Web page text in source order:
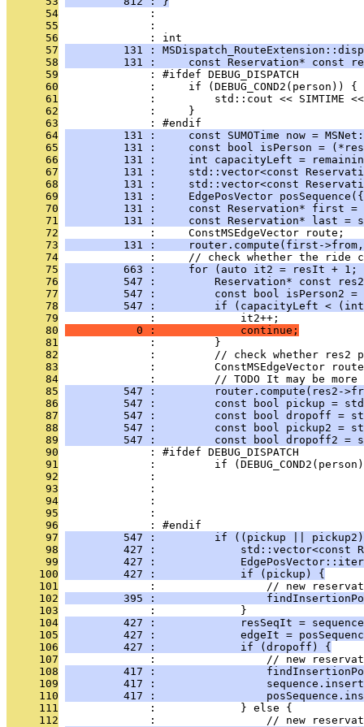
      54
              :
      55
              :
      56
              : int
      57
131 :
      58
131 :     const Reservation* const
      59
              : #ifdef DEBUG_DISPATCH
      60
              :     if (DEBUG_COND2(person)) {
      61
:         std::cout << SIMTIME
      62
              :     }
      63
              : #endif
      64
131 :     const SUMOTime now =
      65
131 :     const bool isPerson =
      66
131 :     int capacityLeft =
      67
131 :     std::vector<const
      68
131 :     std::vector<const
      69
131 :     EdgePosVector
      70
131 :     const Reservation* first =
      71
131 :     const Reservation* last =
      72
              :     ConstMSEdgeVector route;
      73
131 :     router.compute(first-
      74
:     // check whether the ride
      75
663 :     for (auto it2 = resIt + 1;
      76
547 :         Reservation* const
      77
547 :         const bool isPerson2
      78
547 :         if (capacityLeft <
      79
              :             it2++;
      80
           0 :             continue;
      81
              :         }
      82
:         // check whether res2
      83
:         ConstMSEdgeVector
      84
:         // TODO It may be
      85
547 :         router.compute(res2-
      86
547 :         const bool pickup =
      87
547 :         const bool dropoff =
      88
547 :         const bool pickup2 =
      89
547 :         const bool dropoff2 =
      90
              : #ifdef DEBUG_DISPATCH
      91
:         if
      92
:
      93
:
      94
:
      95
:
      96
              : #endif
      97
547 :         if ((pickup ||
      98
427 :             std::vector<const
      99
427 :
     100
         427 :             if (pickup) {
     101
:                 // new
     102
395 :
     103
              :             }
     104
427 :             resSeqIt =
     105
427 :             edgeIt =
     106
         427 :             if (dropoff) {
     107
:                 // new
     108
417 :
     109
417 :
     110
417 :
     111
              :             } else {
     112
:                 // new